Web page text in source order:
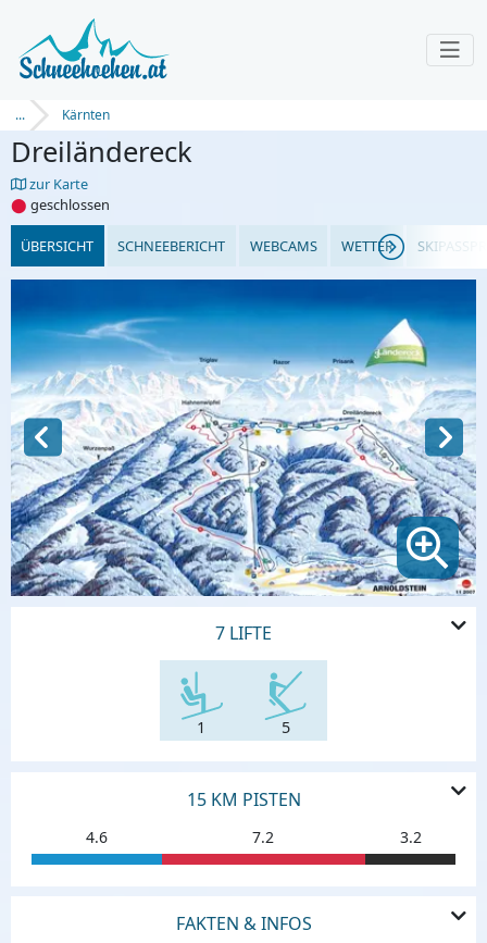
... Kärnten
Dreiländereck
zur Karte
⬤ geschlossen
ÜBERSICHT SCHNEEBERICHT WEBCAMS WETTER
7 LIFTE
1 5
15 KM PISTEN
4.6 7.2 3.2
FAKTEN & INFOS